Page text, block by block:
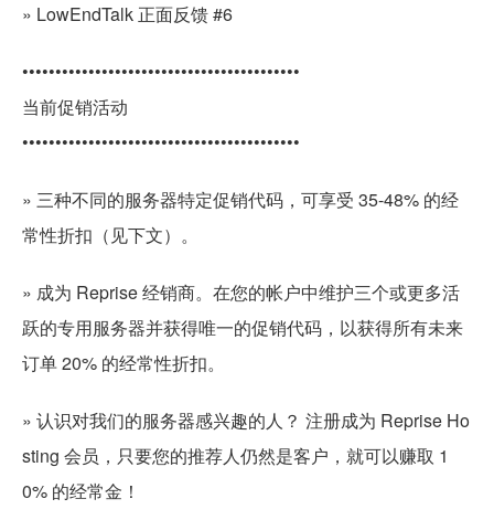
» LowEndTalk 正面反馈 #6
••••••••••••••••••••••••••••••••••••••••••
当前促销活动
••••••••••••••••••••••••••••••••••••••••••
» 三种不同的服务器特定促销代码，可享受 35-48% 的经
常性折扣（见下文）。
» 成为 Reprise 经销商。在您的帐户中维护三个或更多活
跃的专用服务器并获得唯一的促销代码，以获得所有未来
订单 20% 的经常性折扣。
» 认识对我们的服务器感兴趣的人？ 注册成为 Reprise Ho
sting 会员，只要您的推荐人仍然是客户，就可以赚取 1
0% 的经常金！